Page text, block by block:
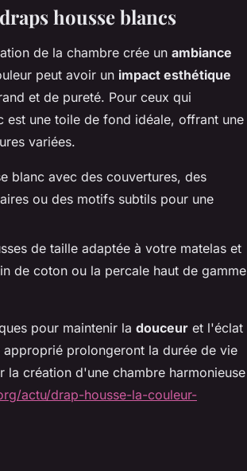
housse blancs
de la chambre crée un ambiance
peut avoir un impact esthétique
et de pureté. Pour ceux qui
est une toile de fond idéale, offrant une
variées.
blanc avec des couvertures, des
ou des motifs subtils pour une
de taille adaptée à votre matelas et
de coton ou la percale haut de gamme
pour maintenir la douceur et l'éclat
prolongeront la durée de vie
la création d'une chambre harmonieuse
actu/drap-housse-la-couleur-